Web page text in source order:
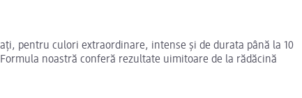
pentru culori extraordinare, intense și de durata până la 10
noastră conferă rezultate uimitoare de la rădăcină